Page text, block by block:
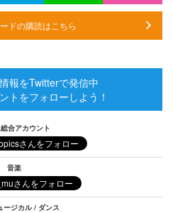
ドの購読はこちら
報をTwitterで発信中
トをフォローしよう！
合アカウント
音楽
ージカル / ダンス